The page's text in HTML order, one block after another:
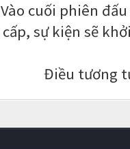
Vào cuối phiên
cấp, sự kiện sẽ
Điều tương